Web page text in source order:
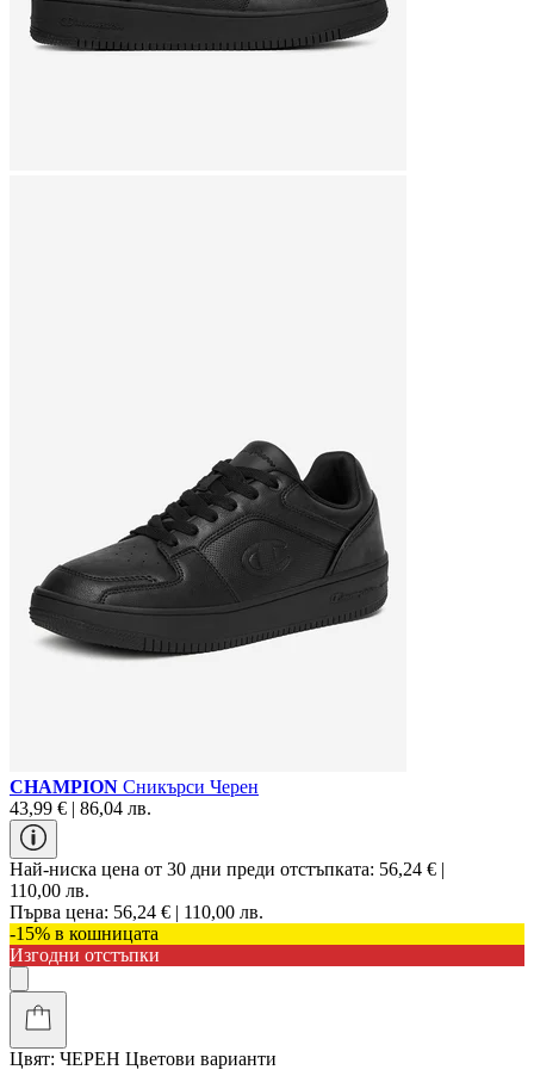
CHAMPION Сникърси Черен
43,99 € | 86,04 лв.
Най-ниска цена от 30 дни преди отстъпката: 56,24 € |
110,00 лв.
Първа цена: 56,24 € | 110,00 лв.
-15% в кошницата
Изгодни отстъпки
Цвят: ЧЕРЕН Цветови варианти